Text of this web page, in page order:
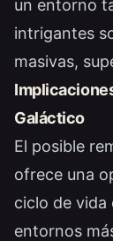
un entorno
intrigantes
masivas,
Galáctico
El posible
ofrece una
ciclo de vida
entornos